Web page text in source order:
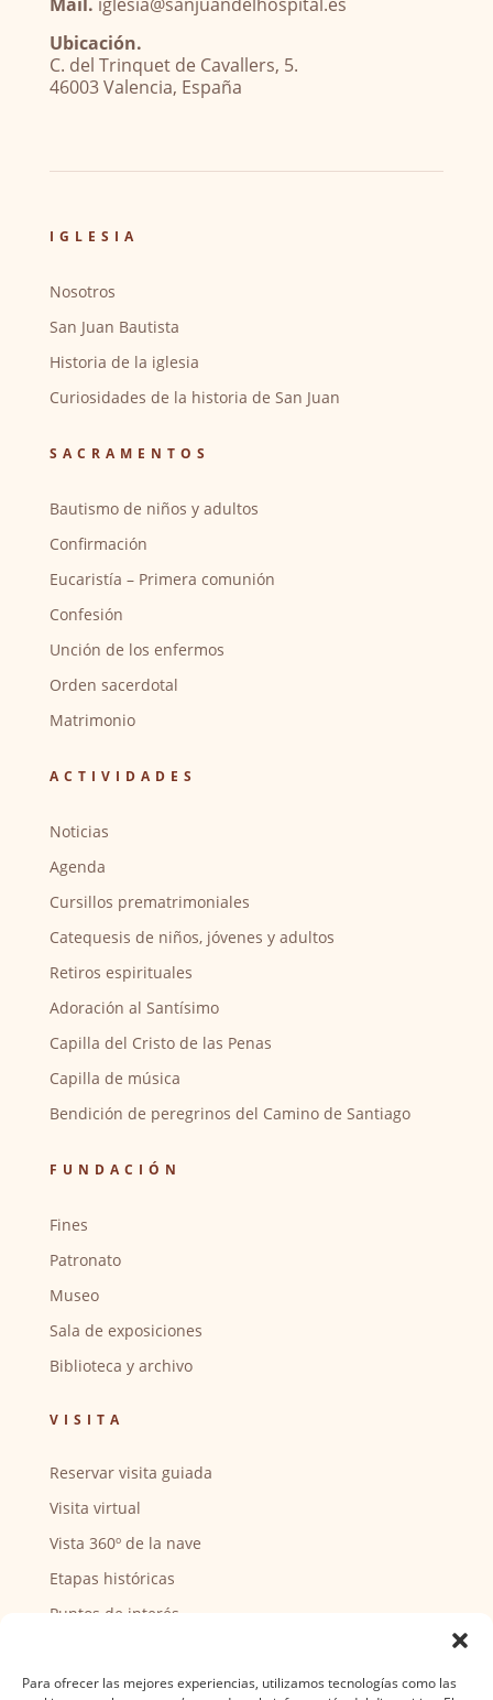
Para ofrecer las mejores experiencias, utilizamos tecnologías como las
Ubicación.
C. del Trinquet de Cavallers, 5.
46003 Valencia, España
IGLESIA
Nosotros
San Juan Bautista
Historia de la iglesia
Curiosidades de la historia de San Juan
SACRAMENTOS
Bautismo de niños y adultos
Confirmación
Eucaristía – Primera comunión
Confesión
Unción de los enfermos
Orden sacerdotal
Matrimonio
ACTIVIDADES
Noticias
Agenda
Cursillos prematrimoniales
Catequesis de niños, jóvenes y adultos
Retiros espirituales
Adoración al Santísimo
Capilla del Cristo de las Penas
Capilla de música
Bendición de peregrinos del Camino de Santiago
FUNDACIÓN
Fines
Patronato
Museo
Sala de exposiciones
Biblioteca y archivo
VISITA
Reservar visita guiada
Visita virtual
Vista 360º de la nave
Etapas históricas
Puntos de interés